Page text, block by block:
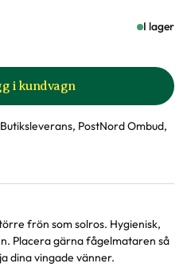
I lager
i kundvagn
Butiksleverans, PostNord Ombud,
frön som solros. Hygienisk,
Placera gärna fågelmataren så
dina vingade vänner.